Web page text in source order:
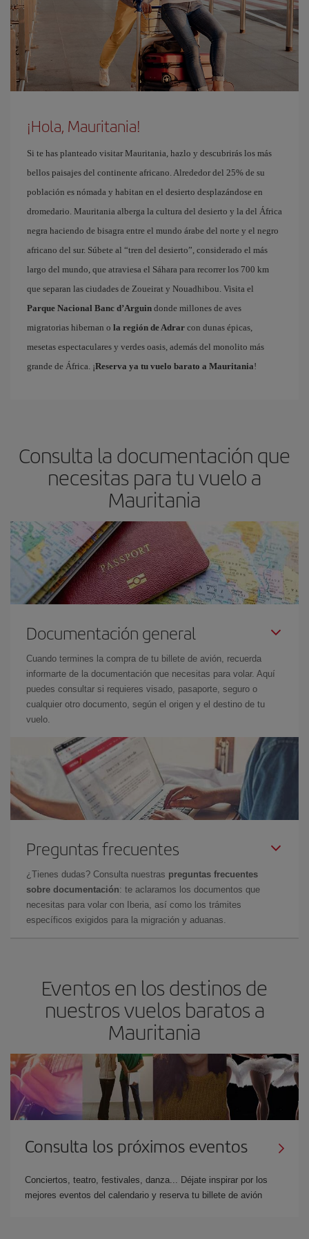
¡Hola, Mauritania!
Si te has planteado visitar Mauritania, hazlo y descubrirás los más
bellos paisajes del continente africano. Alrededor del 25% de su
población es nómada y habitan en el desierto desplazándose en
dromedario. Mauritania alberga la cultura del desierto y la del África
negra haciendo de bisagra entre el mundo árabe del norte y el negro
africano del sur. Súbete al “tren del desierto”, considerado el más
largo del mundo, que atraviesa el Sáhara para recorrer los 700 km
que separan las ciudades de Zoueirat y Nouadhibou. Visita el
Parque Nacional Banc d’Arguin donde millones de aves
migratorias hibernan o la región de Adrar con dunas épicas,
mesetas espectaculares y verdes oasis, además del monolito más
grande de África. ¡Reserva ya tu vuelo barato a Mauritania!
Consulta la documentación que
necesitas para tu vuelo a
Mauritania
Documentación general
Cuando termines la compra de tu billete de avión, recuerda
informarte de la documentación que necesitas para volar. Aquí
puedes consultar si requieres visado, pasaporte, seguro o
cualquier otro documento, según el origen y el destino de tu
vuelo.
Preguntas frecuentes
¿Tienes dudas? Consulta nuestras preguntas frecuentes
sobre documentación: te aclaramos los documentos que
necesitas para volar con Iberia, así como los trámites
específicos exigidos para la migración y aduanas.
Eventos en los destinos de
nuestros vuelos baratos a
Mauritania
Consulta los próximos eventos
Conciertos, teatro, festivales, danza... Déjate inspirar por los
mejores eventos del calendario y reserva tu billete de avión